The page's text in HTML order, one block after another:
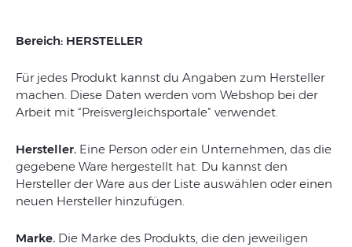
Bereich: HERSTELLER
Für jedes Produkt kannst du Angaben zum Hersteller
machen. Diese Daten werden vom Webshop bei der
Arbeit mit “Preisvergleichsportale” verwendet.
Hersteller. Eine Person oder ein Unternehmen, das die
gegebene Ware hergestellt hat. Du kannst den
Hersteller der Ware aus der Liste auswählen oder einen
neuen Hersteller hinzufügen.
Marke. Die Marke des Produkts, die den jeweiligen